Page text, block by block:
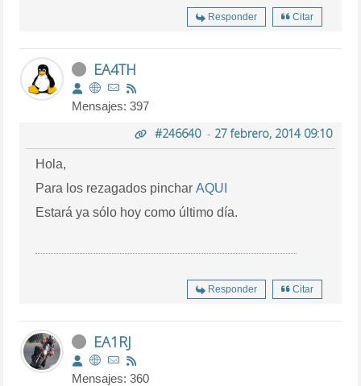
Responder Citar
EA4TH
Mensajes: 397
#246640- 27 febrero, 2014 09:10
Hola,
Para los rezagados pincharAQUI
Estará ya sólo hoy como último día.
Responder Citar
EA1RJ
Mensajes: 360